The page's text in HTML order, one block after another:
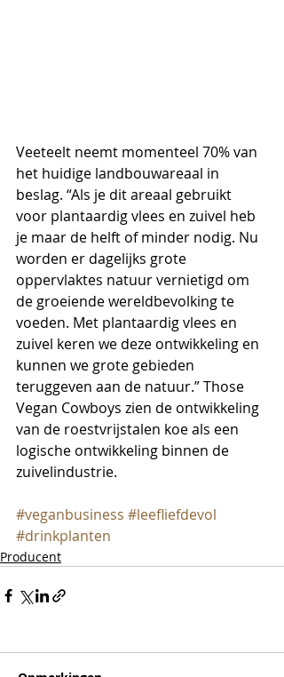
Veeteelt neemt momenteel 70% van
het huidige landbouwareaal in
beslag. “Als je dit areaal gebruikt
voor plantaardig vlees en zuivel heb
je maar de helft of minder nodig. Nu
worden er dagelijks grote
oppervlaktes natuur vernietigd om
de groeiende wereldbevolking te
voeden. Met plantaardig vlees en
zuivel keren we deze ontwikkeling en
kunnen we grote gebieden
teruggeven aan de natuur.” Those
Vegan Cowboys zien de ontwikkeling
van de roestvrijstalen koe als een
logische ontwikkeling binnen de
zuivelindustrie.
#veganbusiness #leefliefdevol
#drinkplanten
Producent